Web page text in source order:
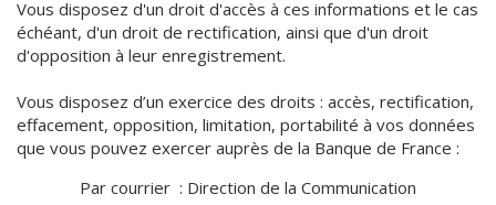
Vous disposez d'un droit d'accès à ces informations et le cas
échéant, d'un droit de rectification, ainsi que d'un droit
d'opposition à leur enregistrement.
Vous disposez d’un exercice des droits : accès, rectification,
effacement, opposition, limitation, portabilité à vos données
que vous pouvez exercer auprès de la Banque de France :
Par courrier : Direction de la Communication